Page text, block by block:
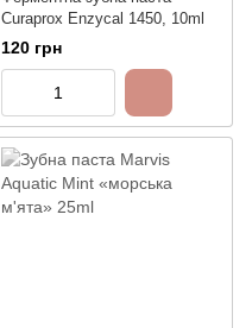
Curaprox Enzycal 1450, 10ml
120 грн